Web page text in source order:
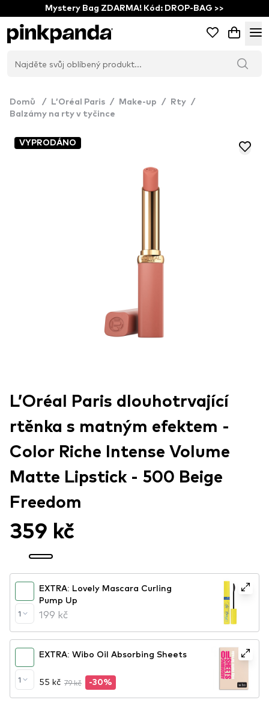
Mystery Bag ZDARMA! Kód: DROP-BAG >>
Domů / L’Oréal Paris / Make-up / Rty /
Balzámy na rty v tyčince
VYPRODÁNO
L’Oréal Paris dlouhotrvající
rtěnka s matným efektem -
Color Riche Intense Volume
Matte Lipstick - 500 Beige
Freedom
359 kč
1
EXTRA: Lovely Mascara Curling
Pump Up
199 kč
1
EXTRA: Wibo Oil Absorbing Sheets
55 kč 79 kč -30%